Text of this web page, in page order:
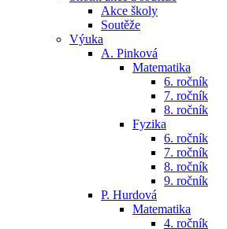
Akce školy
Soutěže
Výuka
A. Pinková
Matematika
6. ročník
7. ročník
8. ročník
Fyzika
6. ročník
7. ročník
8. ročník
9. ročník
P. Hurdová
Matematika
4. ročník